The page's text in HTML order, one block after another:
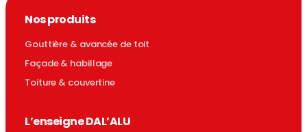
Nos produits
Gouttière & avancée de toit
Façade & habillage
Toiture & couvertine
L’enseigne DAL’ALU